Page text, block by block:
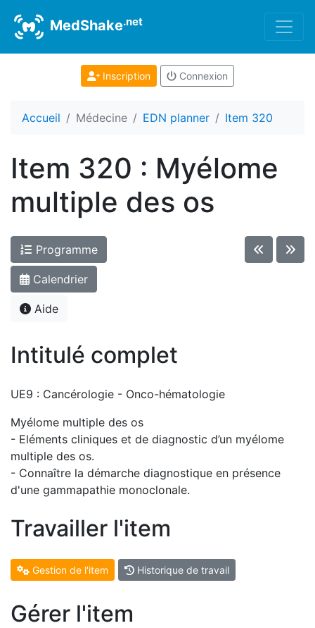
MedShake.net
Inscription Connexion
Accueil Médecine EDN planner Item 320
Item 320 : Myélome
multiple des os
Programme
Calendrier
Aide
Intitulé complet
UE9 : Cancérologie - Onco-hématologie
Myélome multiple des os
- Eléments cliniques et de diagnostic d’un myélome
multiple des os.
- Connaître la démarche diagnostique en présence
d'une gammapathie monoclonale.
Travailler l'item
Gestion de l'item Historique de travail
Gérer l'item